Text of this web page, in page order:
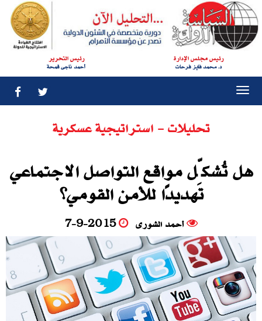
رئيس مجلس الإدارة
د. محمد فايز فرحات
رئيس التحرير
أحمد ناجى قمحة
تحليلات - استراتيجية عسكرية
هل تُشكِّل مواقع التواصل الاجتماعي
تهديدًا للأمن القومي؟
أحمد الشورى 7-9-2015